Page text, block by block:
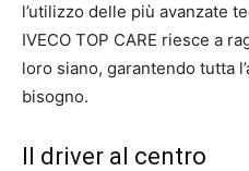
l’utilizzo delle più avanzate
IVECO TOP CARE riesce a
loro siano, garantendo tutta
bisogno.
Il driver al centro